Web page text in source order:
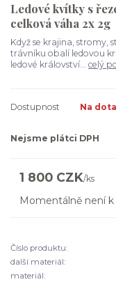
Ledové kvítky s
celková váha 2x 2g
Když se krajina, stromy,
trávníku obalí ledovou
ledové království... celý
Dostupnost Na
Nejsme plátci DPH
1 800 CZK/ks
Momentálně není k
Číslo produktu:
další materiál:
materiál: